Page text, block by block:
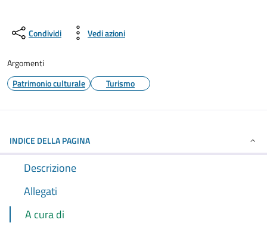
Condividi Vedi azioni
Argomenti
Patrimonio culturale
Turismo
INDICE DELLA PAGINA
Descrizione
Allegati
A cura di